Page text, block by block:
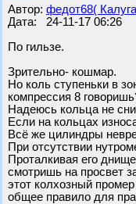
Автор: федот68(
Дата: 24-11-17 06:26
По гильзе.
Зрительно- кошмар.
Но коль ступеньки в
компрессия 8
Надеюсь кольца не
Если на кольцах
Всё же цилиндры
При отсутствии
Проталкивая его
смотришь на просвет
этот колхозный
общее правило для